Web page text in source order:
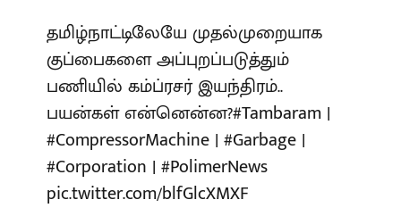
தமிழ்நாட்டிலேயே முதல்முறையாக
குப்பைகளை அப்புறப்படுத்தும்
பணியில் கம்ப்ரசர் இயந்திரம்..
பயன்கள் என்னென்ன?#Tambaram |
#CompressorMachine | #Garbage |
#Corporation | #PolimerNews
pic.twitter.com/blfGlcXMXF